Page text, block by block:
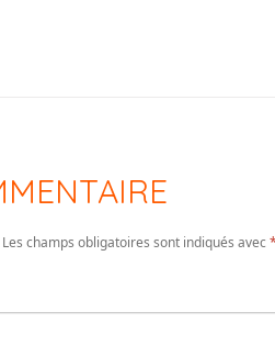
Les champs obligatoires sont indiqués avec*